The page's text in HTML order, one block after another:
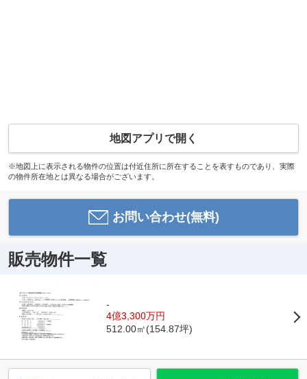
地図アプリで開く
※地図上に表示される物件の位置は付近住所に所在することを表すものであり、実際
の物件所在地とは異なる場合がございます。
お問い合わせ(無料)
販売物件一覧
-
4億3,300万円
512.00㎡(154.87坪)